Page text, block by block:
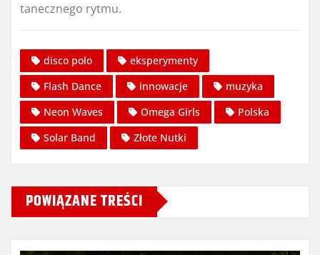
tanecznego rytmu.
disco polo
eksperymenty
Flash Dance
innowacje
muzyka
Neon Waves
Omega Girls
Polska
Solar Band
Złote Nutki
POWIĄZANE TREŚCI